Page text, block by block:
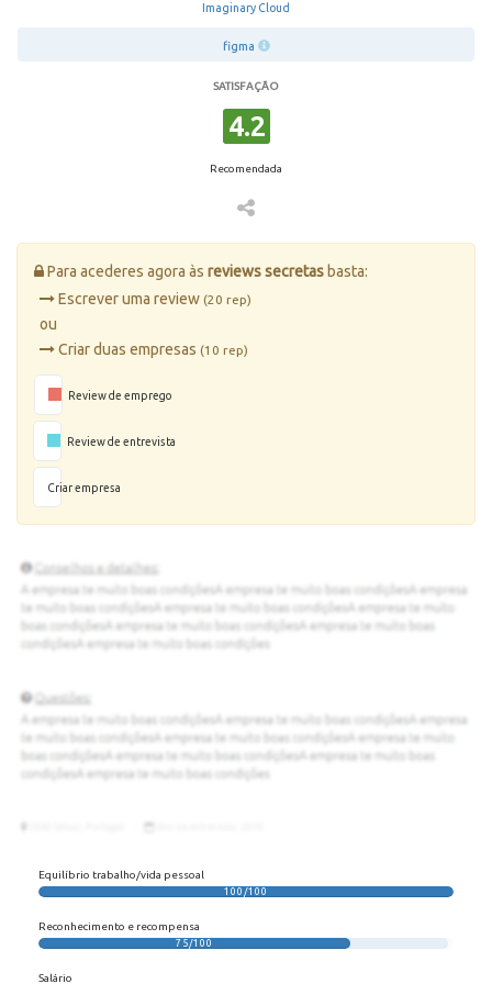
Imaginary Cloud
figma
SATISFAÇÃO
4.2
Recomendada
Para acederes agora às reviews secretas basta:
Escrever uma review (20 rep)
ou
Criar duas empresas (10 rep)
Review de emprego
Review de entrevista
Criar empresa
Equilíbrio trabalho/vida pessoal
100/100
Reconhecimento e recompensa
75/100
Salário